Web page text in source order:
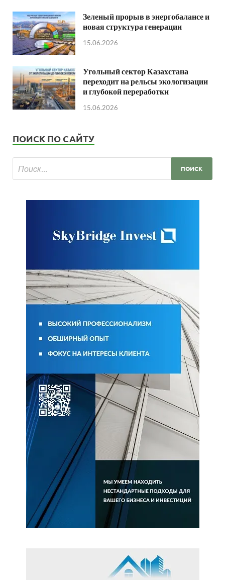
Зеленый прорыв в энергобалансе и
новая структура генерации
15.06.2026
Угольный сектор Казахстана
переходит на рельсы экологизации
и глубокой переработки
15.06.2026
ПОИСК ПО САЙТУ